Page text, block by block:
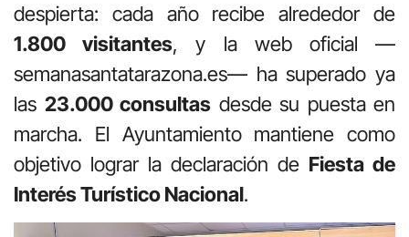
despierta: cada año recibe alrededor de
1.800 visitantes, y la web oficial —
semanasantatarazona.es— ha superado ya
las 23.000 consultas desde su puesta en
marcha. El Ayuntamiento mantiene como
objetivo lograr la declaración de Fiesta de
Interés Turístico Nacional.